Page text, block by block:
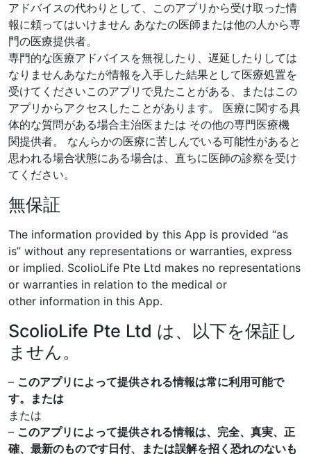
アドバイスの代わりとして、このアプリから受け取った情
報に頼ってはいけません あなたの医師または他の人から専
門の医療提供者。
専門的な医療アドバイスを無視したり、遅延したりしては
なりませんあなたが情報を入手した結果として医療処置を
受けてくださいこのアプリで見たことがある、またはこの
アプリからアクセスしたことがあります。 医療に関する具
体的な質問がある場合主治医または その他の専門医療機
関提供者。 なんらかの医療に苦しんでいる可能性があると
思われる場合状態にある場合は、直ちに医師の診察を受け
てください。
無保証
The information provided by this App is provided “as
is” without any representations or warranties, express
or implied. ScolioLife Pte Ltd makes no representations
or warranties in relation to the medical or
other information in this App.
ScolioLife Pte Ltd は、以下を保証し
ません。
– このアプリによって提供される情報は常に利用可能で
す。または
または
– このアプリによって提供される情報は、完全、真実、正
確、最新のものです日付、または誤解を招く恐れのないも